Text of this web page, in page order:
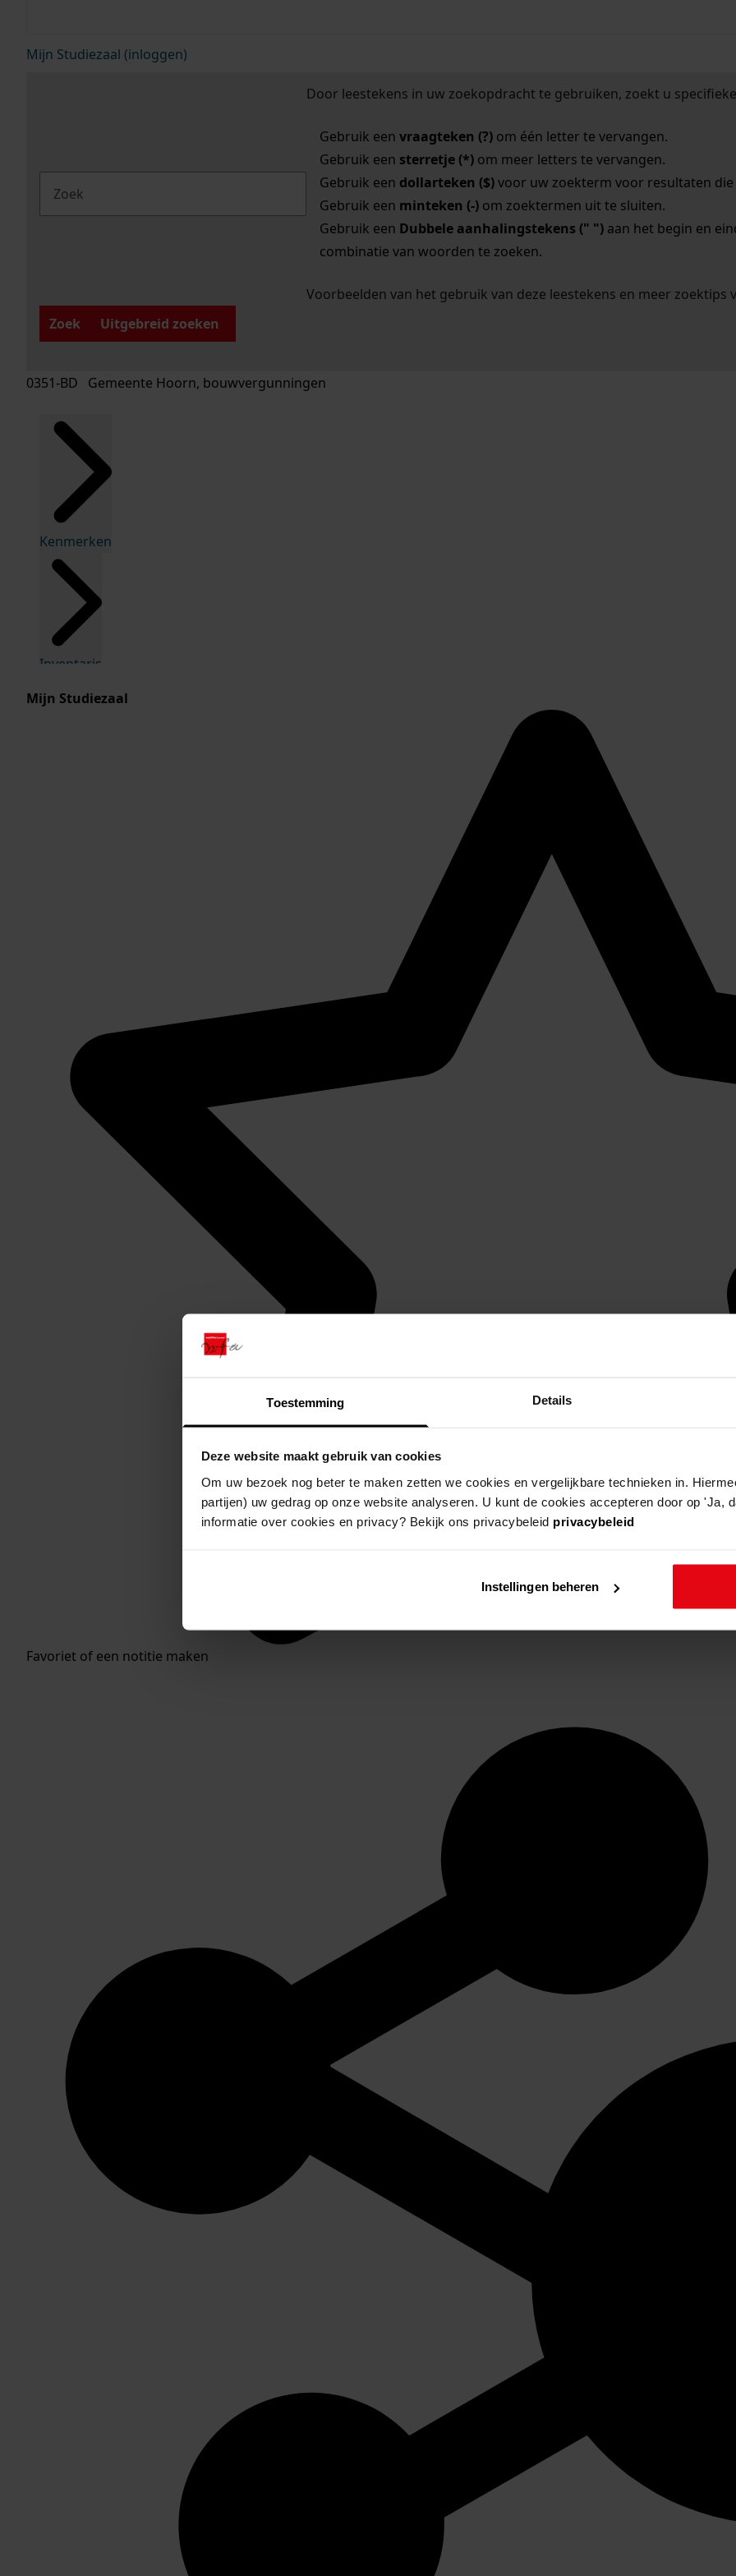
Toestemming Details
Deze website maakt gebruik van cookies
Om uw bezoek nog beter te maken zetten we cookies en vergelijkbare technieken in.
partijen) uw gedrag op onze website analyseren. U kunt de cookies accepteren door op 'Ja,
informatie over cookies en privacy? Bekijk ons privacybeleid privacybeleid
Instellingen beheren
Mijn Studiezaal (inloggen)
Door leestekens in uw zoekopdracht te gebruiken, zoekt u
Gebruik een vraagteken (?)om één letter te vervangen.
Gebruik een sterretje (*)om meer letters te vervangen.
Gebruik een dollarteken ($)voor uw zoekterm voor resultaten die
Gebruik een minteken (-)om zoektermen uit te sluiten.
Gebruik een Dubbele aanhalingstekens (" ")aan het begin en
combinatie van woorden te zoeken.
Voorbeelden van het gebruik van deze leestekens en meer zoektips
Zoek
Uitgebreid zoeken
0351-BD Gemeente Hoorn, bouwvergunningen
Kenmerken
Inventaris
Mijn Studiezaal
Favoriet of een notitie maken